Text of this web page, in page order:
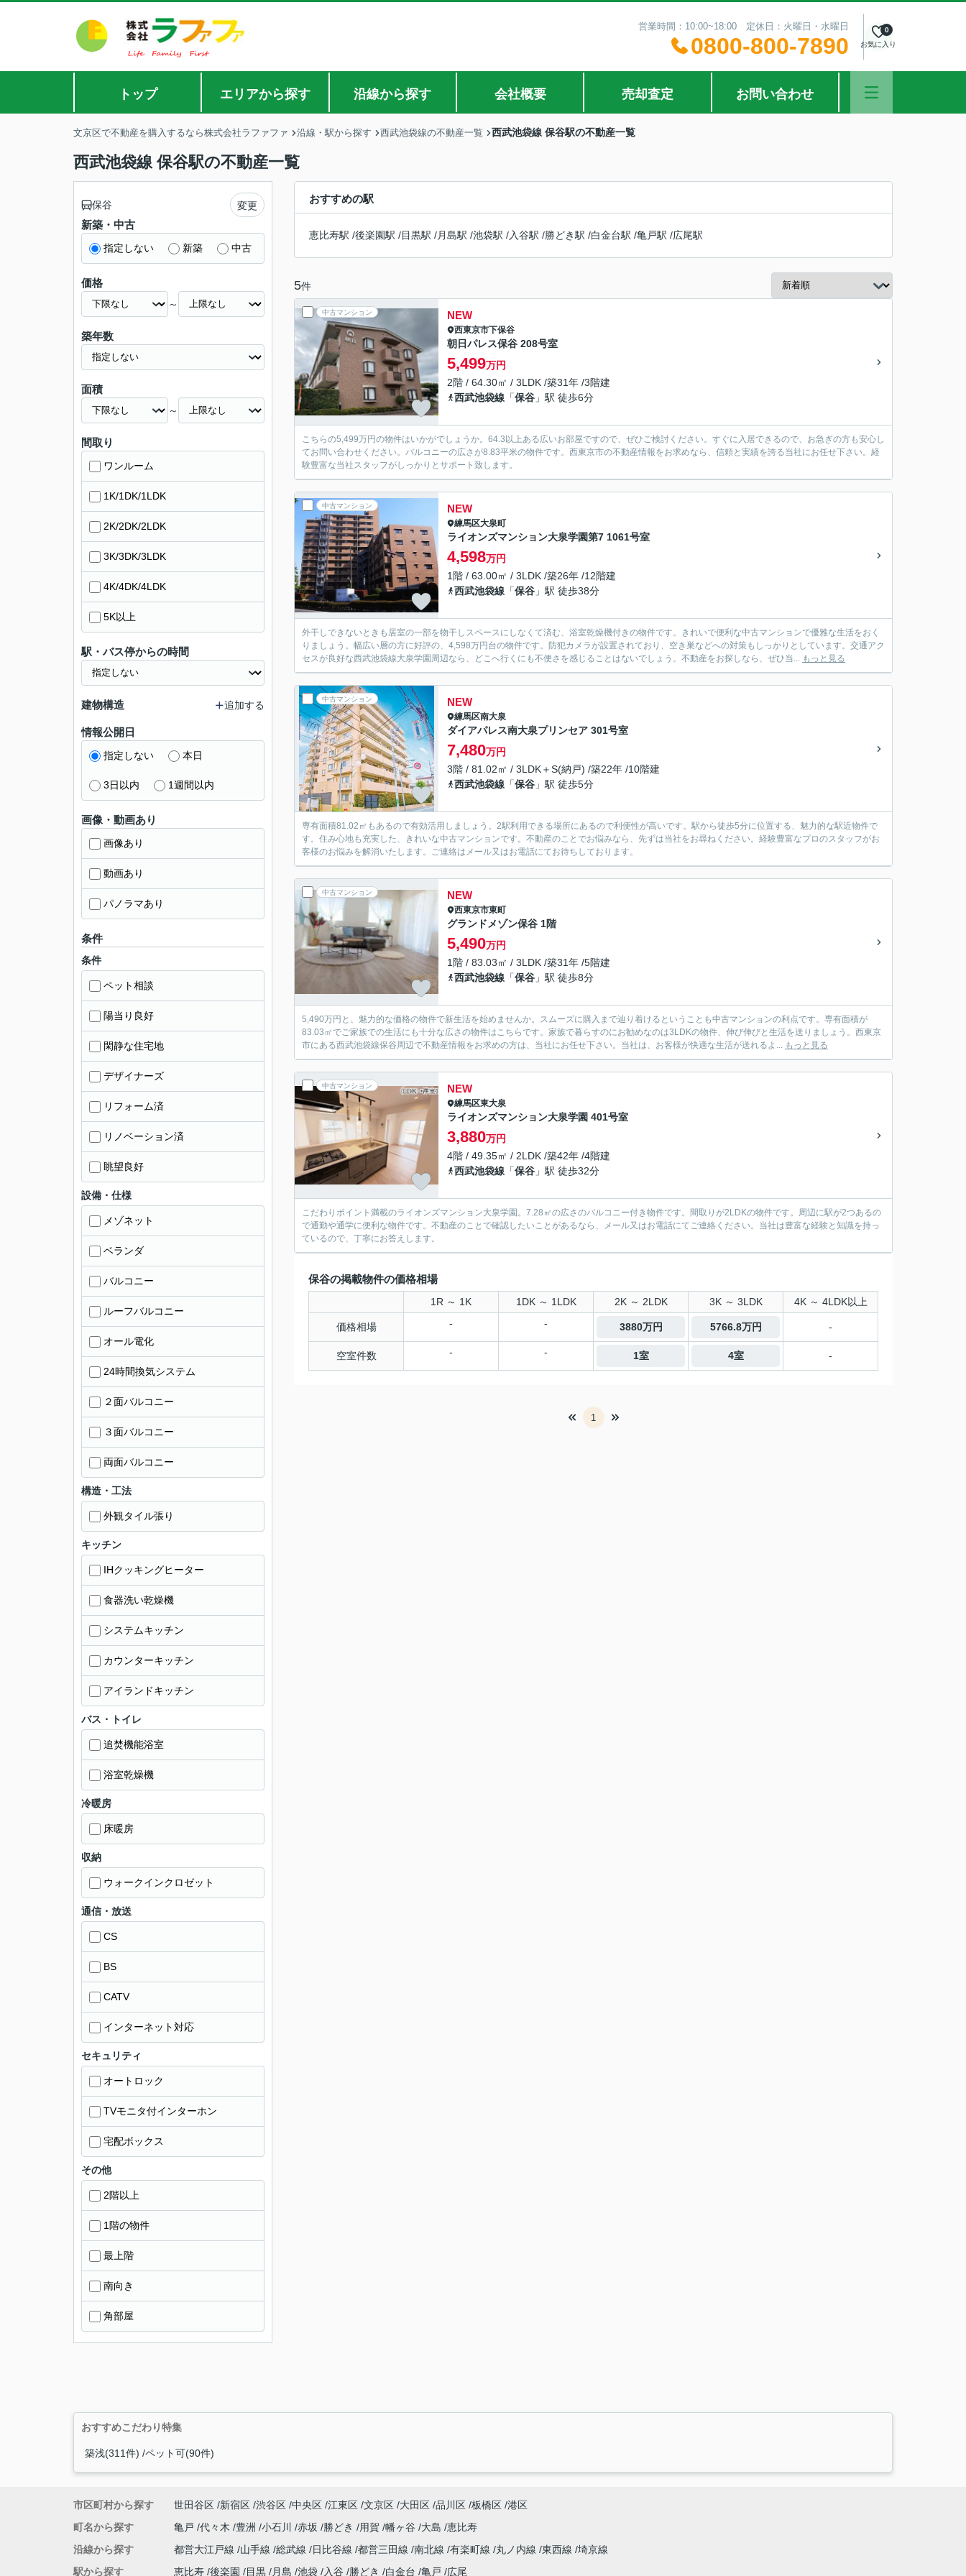
営業時間：10:00~18:00 定休日：火曜日・水曜日
0800-800-7890 お気に入り
0
トップ エリアから探す 沿線から探す 会社概要 売却査定 お問い合わせ
文京区で不動産を購入するなら株式会社ラファファ 沿線・駅から探す 西武池袋線の不動産一覧 西武池袋線 保谷駅の不動産一覧
西武池袋線 保谷駅の不動産一覧
おすすめの駅
恵比寿駅 /後楽園駅 /目黒駅 /月島駅 /池袋駅 /入谷駅 /勝どき駅 /白金台駅 /亀戸駅 /広尾駅
5件
中古マンション NEW
西東京市下保谷
朝日パレス保谷 208号室
5,499万円
2階 / 64.30㎡ / 3LDK /築31年 /3階建
西武池袋線 「保谷 」駅 徒歩6分
こちらの5,499万円の物件はいかがでしょうか。64.3以上ある広いお部屋ですので、ぜひご検討ください。すぐに入居できるので、お急ぎの方も安心し
てお問い合わせください。バルコニーの広さが8.83平米の物件です。西東京市の不動産情報をお求めなら、信頼と実績を誇る当社にお任せ下さい。経
験豊富な当社スタッフがしっかりとサポート致します。
中古マンション NEW
練馬区大泉町
ライオンズマンション大泉学園第7 1061号室
4,598万円
1階 / 63.00㎡ / 3LDK /築26年 /12階建
西武池袋線 「保谷 」駅 徒歩38分
外干しできないときも居室の一部を物干しスペースにしなくて済む、浴室乾燥機付きの物件です。きれいで便利な中古マンションで優雅な生活をおく
りましょう。幅広い層の方に好評の、4,598万円台の物件です。防犯カメラが設置されており、空き巣などへの対策もしっかりとしています。交通アク
セスが良好な西武池袋線大泉学園周辺なら、どこへ行くにも不便さを感じることはないでしょう。不動産をお探しなら、ぜひ当... もっと見る
中古マンション NEW
練馬区南大泉
ダイアパレス南大泉プリンセア 301号室
7,480万円
3階 / 81.02㎡ / 3LDK＋S(納戸) /築22年 /10階建
西武池袋線 「保谷 」駅 徒歩5分
専有面積81.02㎡もあるので有効活用しましょう。2駅利用できる場所にあるので利便性が高いです。駅から徒歩5分に位置する、魅力的な駅近物件で
す。住み心地も充実した、きれいな中古マンションです。不動産のことでお悩みなら、先ずは当社をお尋ねください。経験豊富なプロのスタッフがお
客様のお悩みを解消いたします。ご連絡はメール又はお電話にてお待ちしております。
中古マンション NEW
西東京市東町
グランドメゾン保谷 1階
5,490万円
1階 / 83.03㎡ / 3LDK /築31年 /5階建
西武池袋線 「保谷 」駅 徒歩8分
5,490万円と、魅力的な価格の物件で新生活を始めませんか。スムーズに購入まで辿り着けるということも中古マンションの利点です。専有面積が
83.03㎡でご家族での生活にも十分な広さの物件はこちらです。家族で暮らすのにお勧めなのは3LDKの物件、伸び伸びと生活を送りましょう。西東京
市にある西武池袋線保谷周辺で不動産情報をお求めの方は、当社にお任せ下さい。当社は、お客様が快適な生活が送れるよ... もっと見る
中古マンション NEW
練馬区東大泉
ライオンズマンション大泉学園 401号室
3,880万円
4階 / 49.35㎡ / 2LDK /築42年 /4階建
西武池袋線 「保谷 」駅 徒歩32分
こだわりポイント満載のライオンズマンション大泉学園。7.28㎡の広さのバルコニー付き物件です。間取りが2LDKの物件です。周辺に駅が2つあるの
で通勤や通学に便利な物件です。不動産のことで確認したいことがあるなら、メール又はお電話にてご連絡ください。当社は豊富な経験と知識を持っ
ているので、丁寧にお答えします。
保谷の掲載物件の価格相場
1R ～ 1K 1DK ～ 1LDK 2K ～ 2LDK 3K ～ 3LDK 4K ～ 4LDK以上
価格相場 - - 3880万円 5766.8万円 -
空室件数 - - 1室 4室 -
1
保谷 変更
新築・中古
指定しない 新築 中古
価格
～
築年数
面積
～
間取り
ワンルーム
1K/1DK/1LDK
2K/2DK/2LDK
3K/3DK/3LDK
4K/4DK/4LDK
5K以上
駅・バス停からの時間
建物構造 追加する
情報公開日
指定しない 本日
3日以内 1週間以内
画像・動画あり
画像あり
動画あり
パノラマあり
条件
条件
ペット相談
陽当り良好
閑静な住宅地
デザイナーズ
リフォーム済
リノベーション済
眺望良好
設備・仕様
メゾネット
ベランダ
バルコニー
ルーフバルコニー
オール電化
24時間換気システム
２面バルコニー
３面バルコニー
両面バルコニー
構造・工法
外観タイル張り
キッチン
IHクッキングヒーター
食器洗い乾燥機
システムキッチン
カウンターキッチン
アイランドキッチン
バス・トイレ
追焚機能浴室
浴室乾燥機
冷暖房
床暖房
収納
ウォークインクロゼット
通信・放送
CS
BS
CATV
インターネット対応
セキュリティ
オートロック
TVモニタ付インターホン
宅配ボックス
その他
2階以上
1階の物件
最上階
南向き
角部屋
おすすめこだわり特集
築浅(311件) ペット可(90件)
市区町村から探す 世田谷区 新宿区 渋谷区 中央区 江東区 文京区 大田区 品川区 板橋区 港区
町名から探す
亀戸 代々木 豊洲 小石川 赤坂 勝どき 用賀 幡ヶ谷 大島 恵比寿
沿線から探す
都営大江戸線 山手線 総武線 日比谷線 都営三田線 南北線 有楽町線 丸ノ内線 東西線 埼京線
駅から探す
恵比寿 後楽園 目黒 月島 池袋 入谷 勝どき 白金台 亀戸 広尾